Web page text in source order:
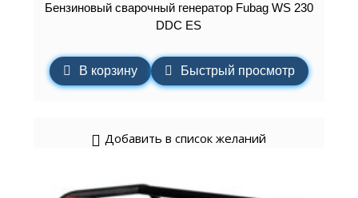
Бензиновый сварочный генератор Fubag WS 230
DDC ES
В корзину Быстрый просмотр
Добавить в список желаний